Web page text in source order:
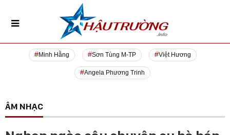
Minh Hằng Sơn Tùng M-TP Việt Hương
Angela Phương Trinh
ÂM NHẠC